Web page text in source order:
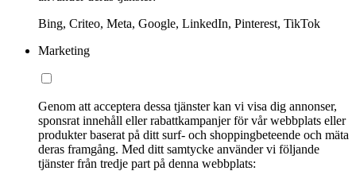
Bing, Criteo, Meta, Google, LinkedIn, Pinterest, TikTok
Marketing
Genom att acceptera dessa tjänster kan vi visa dig annonser,
sponsrat innehåll eller rabattkampanjer för vår webbplats eller
produkter baserat på ditt surf- och shoppingbeteende och mäta
deras framgång. Med ditt samtycke använder vi följande
tjänster från tredje part på denna webbplats: